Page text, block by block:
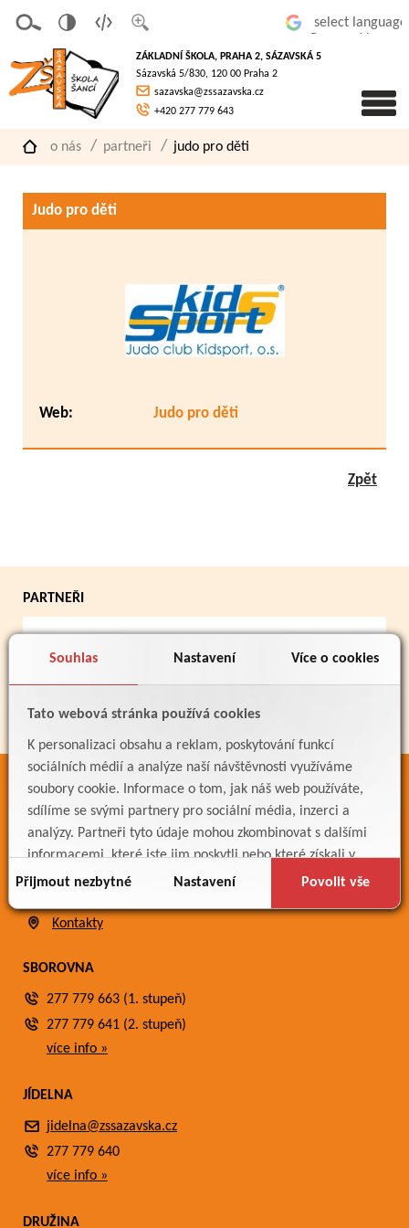
Souhlas Nastavení Více o cookies
Tato webová stránka používá cookies
K personalizaci obsahu a reklam, poskytování funkcí
sociálních médií a analýze naší návštěvnosti využíváme
soubory cookie. Informace o tom, jak náš web používáte,
sdílíme se svými partnery pro sociální média, inzerci a
analýzy. Partneři tyto údaje mohou zkombinovat s dalšími
informacemi, které jste jim poskytli nebo které získali v
důsledku toho, že používáte jejich služby.
Přijmout nezbytné Nastavení Povolit vše
písmo
á
verze
pro
slaboz
raké
ZÁKLADNÍ ŠKOLA, PRAHA 2, SÁZAVSKÁ 5
Sázavská 5/830, 120 00 Praha 2
sazavska@zssazavska.cz
+420 277 779 643
o nás partneři judo pro děti
Judo pro děti
Web: Judo pro děti
Zpět
PARTNEŘI
ODKAZY
Jídelníček
Kontakty
SBOROVNA
277 779 663 (1. stupeň)
277 779 641 (2. stupeň)
více info »
JÍDELNA
jidelna@zssazavska.cz
277 779 640
více info »
DRUŽINA